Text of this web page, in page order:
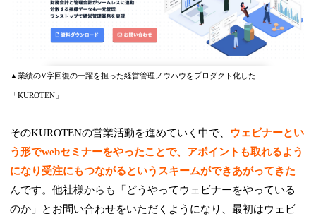
▲業績のV字回復の一躍を担った経営管理ノウハウをプロダクト化した
「KUROTEN」
そのKUROTENの営業活動を進めていく中で、 ウェビナーとい
う形でwebセミナーをやったことで、アポイントも取れるよう
になり受注にもつながるというスキームができあがってきた
んです。他社様からも「どうやってウェビナーをやっている
のか」とお問い合わせをいただくようになり、最初はウェビ